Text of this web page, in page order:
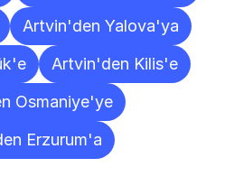
Artvin'den Yalova'ya
Artvin'den Kilis'e
Osmaniye'ye
Erzurum'a